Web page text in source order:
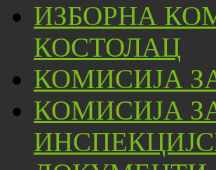
ИЗБОРНА
КОСТОЛАЦ
КОМИСИЈА
КОМИСИЈА